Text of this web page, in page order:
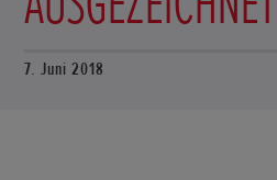
7. Juni 2018